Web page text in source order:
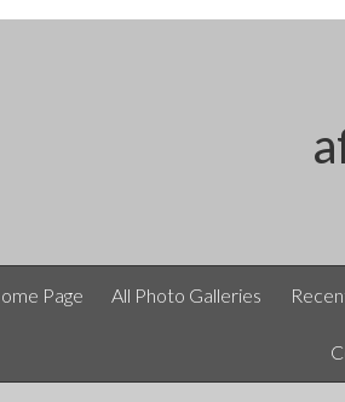
Page All Photo Galleries